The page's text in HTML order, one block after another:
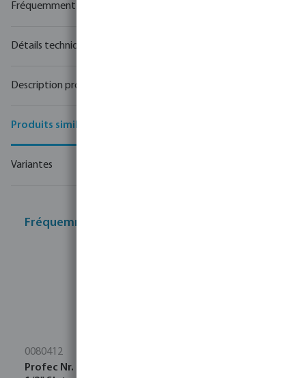
Fréquemment achetés ensemble
Détails techniques
Description produit
Produits similaires
Variantes
Fréquemment achetés ensemble
0080412
Profec Nr. 23 Raccord de tuyau acier inoxydable 316